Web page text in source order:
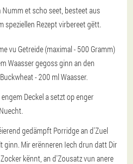
Numm et scho seet, besteet aus
speziellen Rezept virbereet gëtt.
vu Getreide (maximal - 500 Gramm)
Waasser gegoss ginn an den
- 200 ml Waasser.
Deckel a setzt op enger
gedämpft Porridge an d'Zuel
ginn. Mir erënneren Iech drun datt Dir
kënnt, an d'Zousatz vun anere